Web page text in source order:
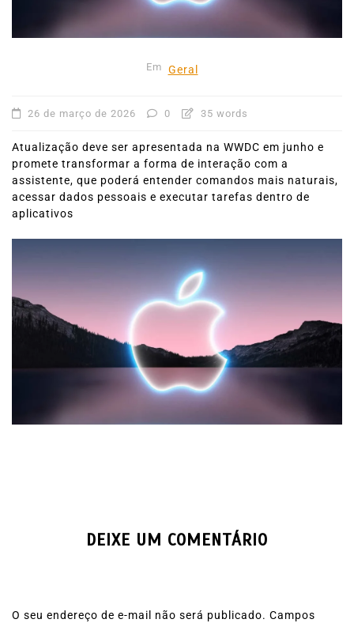
Em Geral
26 de março de 2026 0 35 words
Atualização deve ser apresentada na WWDC em junho e
promete transformar a forma de interação com a
assistente, que poderá entender comandos mais naturais,
acessar dados pessoais e executar tarefas dentro de
aplicativos
DEIXE UM COMENTÁRIO
O seu endereço de e-mail não será publicado. Campos